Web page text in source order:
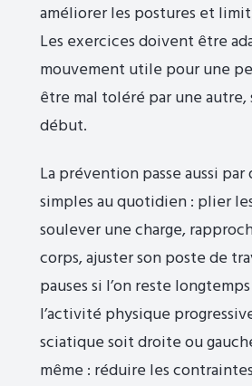
améliorer les postures et
Les exercices doivent être
mouvement utile pour une
être mal toléré par une
début.
La prévention passe aussi par
simples au quotidien : plier
soulever une charge,
corps, ajuster son poste de
pauses si l’on reste
l’activité physique
sciatique soit droite ou
même : réduire les